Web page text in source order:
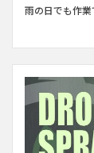
雨の日でも作